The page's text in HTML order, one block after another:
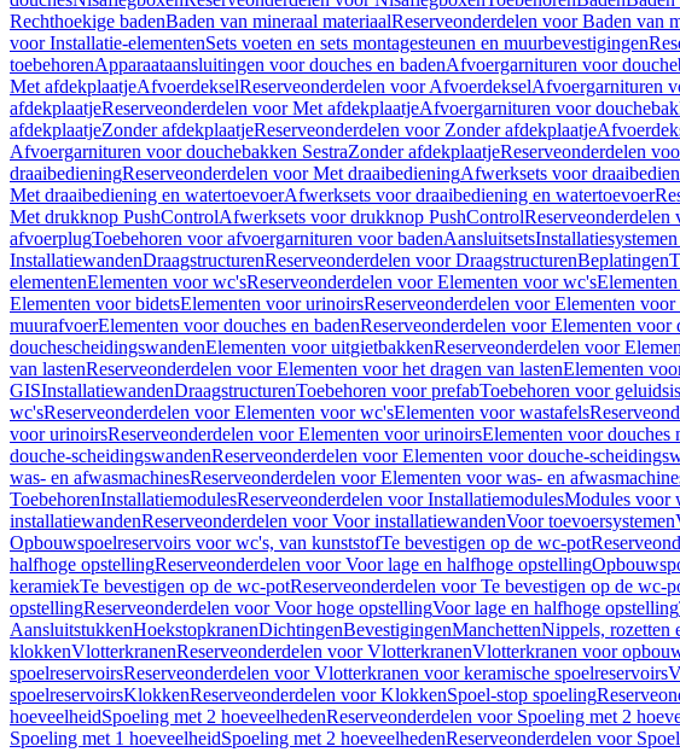
Rechthoekige badenBaden van mineraal materiaalReserveonderdelen voor Baden van
voor Installatie-elementenSets voeten en sets montagesteunen en muurbevestigingen
toebehorenApparaataansluitingen voor douches en badenAfvoergarnituren voor
Met afdekplaatjeAfvoerdekselReserveonderdelen voor AfvoerdekselAfvoergarnituren
afdekplaatjeReserveonderdelen voor Met afdekplaatjeAfvoergarnituren voor
afdekplaatjeZonder afdekplaatjeReserveonderdelen voor Zonder afdekplaatje
Afvoergarnituren voor douchebakken SestraZonder afdekplaatjeReserveonderdelen
draaibedieningReserveonderdelen voor Met draaibedieningAfwerksets voor
Met draaibediening en watertoevoerAfwerksets voor draaibediening en watertoevoer
Met drukknop PushControlAfwerksets voor drukknop PushControl
afvoerplugToebehoren voor afvoergarnituren voor badenAansluitsets
InstallatiewandenDraagstructurenReserveonderdelen voor DraagstructurenBeplatingen
elementenElementen voor wc'sReserveonderdelen voor Elementen voor wc's
Elementen voor bidetsElementen voor urinoirsReserveonderdelen voor Elementen
muurafvoerElementen voor douches en badenReserveonderdelen voor Elementen voor
douchescheidingswandenElementen voor uitgietbakkenReserveonderdelen voor
van lastenReserveonderdelen voor Elementen voor het dragen van lastenElementen
GISInstallatiewandenDraagstructurenToebehoren voor prefabToebehoren voor
wc'sReserveonderdelen voor Elementen voor wc'sElementen voor wastafels
voor urinoirsReserveonderdelen voor Elementen voor urinoirsElementen voor douches
douche-scheidingswandenReserveonderdelen voor Elementen voor douche-
was- en afwasmachinesReserveonderdelen voor Elementen voor was- en
ToebehorenInstallatiemodulesReserveonderdelen voor InstallatiemodulesModules voor
installatiewandenReserveonderdelen voor Voor installatiewandenVoor toevoersystemen
Opbouwspoelreservoirs voor wc's, van kunststofTe bevestigen op de wc-pot
halfhoge opstellingReserveonderdelen voor Voor lage en halfhoge opstelling
keramiekTe bevestigen op de wc-potReserveonderdelen voor Te bevestigen op de wc-
opstellingReserveonderdelen voor Voor hoge opstellingVoor lage en halfhoge opstelling
AansluitstukkenHoekstopkranenDichtingenBevestigingenManchettenNippels, rozetten
klokkenVlotterkranenReserveonderdelen voor VlotterkranenVlotterkranen voor
spoelreservoirsReserveonderdelen voor Vlotterkranen voor keramische spoelreservoirs
spoelreservoirsKlokkenReserveonderdelen voor KlokkenSpoel-stop spoeling
hoeveelheidSpoeling met 2 hoeveelhedenReserveonderdelen voor Spoeling met 2
Spoeling met 1 hoeveelheidSpoeling met 2 hoeveelhedenReserveonderdelen voor